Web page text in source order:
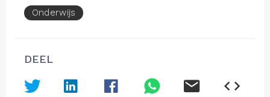
Onderwijs
DEEL